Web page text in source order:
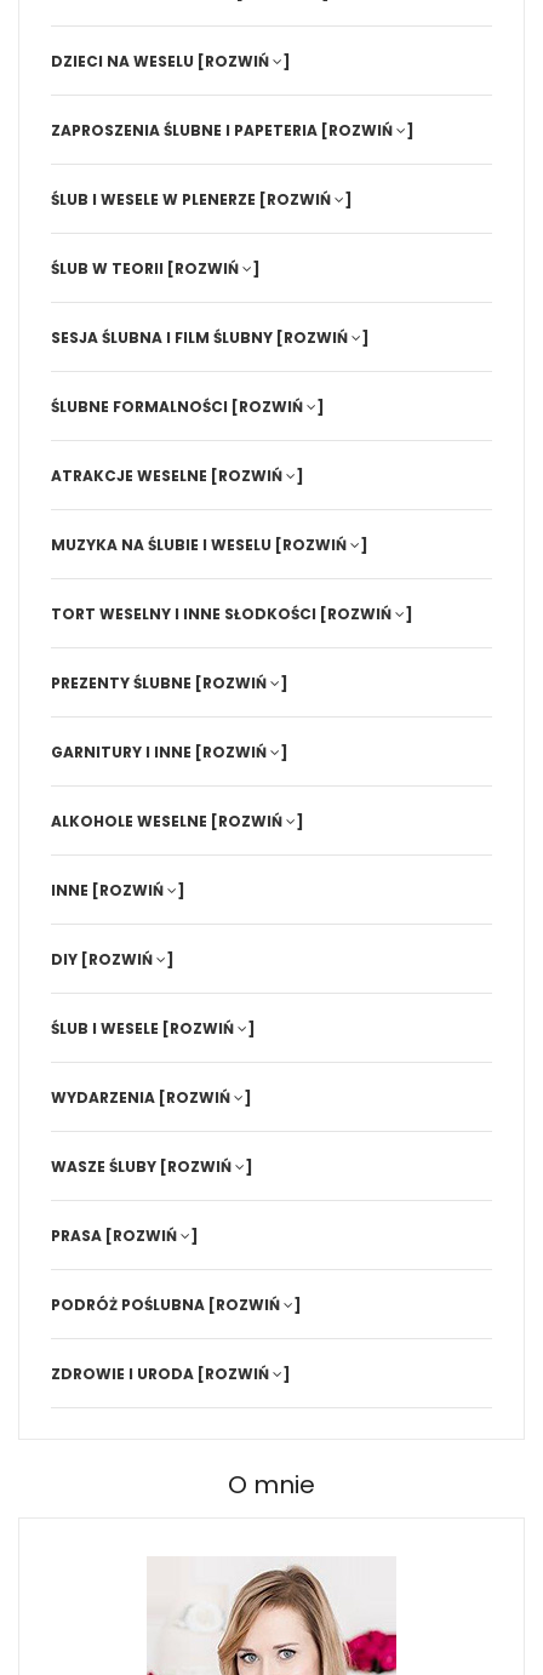
DZIECI NA WESELU [ROZWIŃ ]
ZAPROSZENIA ŚLUBNE I PAPETERIA [ROZWIŃ ]
ŚLUB I WESELE W PLENERZE [ROZWIŃ ]
ŚLUB W TEORII [ROZWIŃ ]
SESJA ŚLUBNA I FILM ŚLUBNY [ROZWIŃ ]
ŚLUBNE FORMALNOŚCI [ROZWIŃ ]
ATRAKCJE WESELNE [ROZWIŃ ]
MUZYKA NA ŚLUBIE I WESELU [ROZWIŃ ]
TORT WESELNY I INNE SŁODKOŚCI [ROZWIŃ ]
PREZENTY ŚLUBNE [ROZWIŃ ]
GARNITURY I INNE [ROZWIŃ ]
ALKOHOLE WESELNE [ROZWIŃ ]
INNE [ROZWIŃ ]
DIY [ROZWIŃ ]
ŚLUB I WESELE [ROZWIŃ ]
WYDARZENIA [ROZWIŃ ]
WASZE ŚLUBY [ROZWIŃ ]
PRASA [ROZWIŃ ]
PODRÓŻ POŚLUBNA [ROZWIŃ ]
ZDROWIE I URODA [ROZWIŃ ]
O mnie